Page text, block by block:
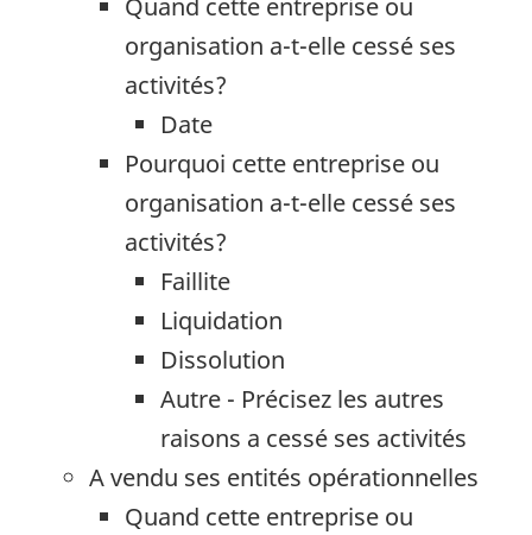
Quand cette entreprise ou
organisation a-t-elle cessé ses
activités?
Date
Pourquoi cette entreprise ou
organisation a-t-elle cessé ses
activités?
Faillite
Liquidation
Dissolution
Autre - Précisez les autres
raisons a cessé ses activités
A vendu ses entités opérationnelles
Quand cette entreprise ou